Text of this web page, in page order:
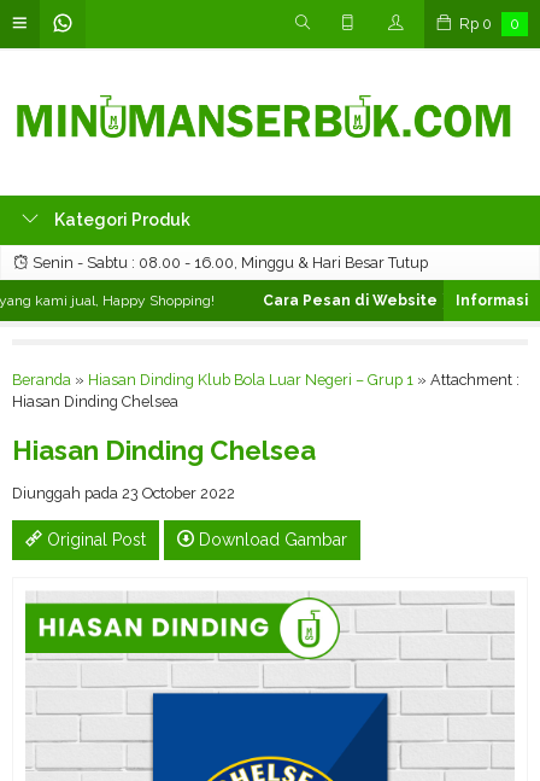
Rp 0 0
Kategori Produk
Senin - Sabtu : 08.00 - 16.00, Minggu & Hari Besar Tutup
kami jual, Happy Shopping! Cara Pesan di Website ❯ Silahkan
Beranda » Hiasan Dinding Klub Bola Luar Negeri – Grup 1 » Attachment :
Hiasan Dinding Chelsea
Hiasan Dinding Chelsea
Diunggah pada 23 October 2022
Original Post Download Gambar